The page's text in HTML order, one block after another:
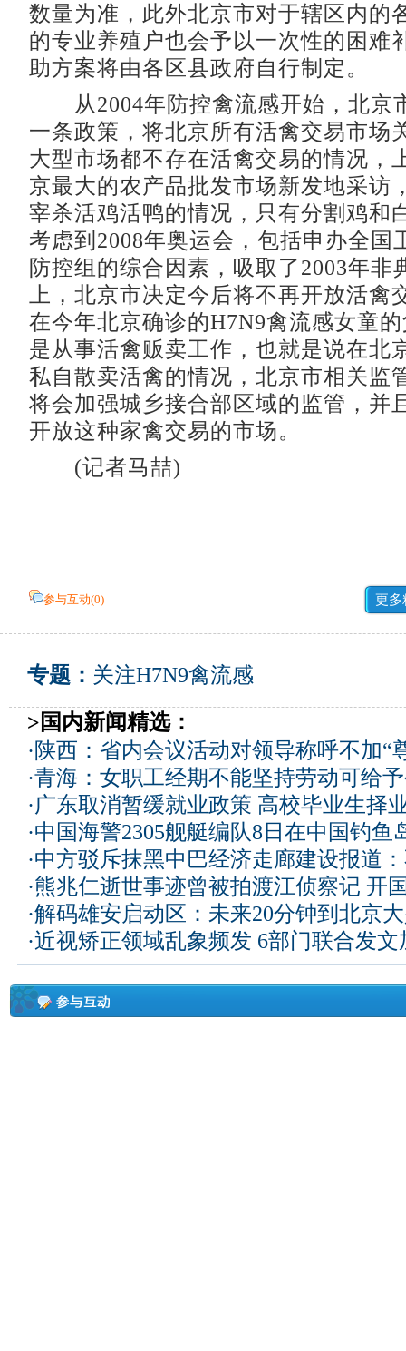
数量为准，此外北京市对于辖区内的
的专业养殖户也会予以一次性的困难
助方案将由各区县政府自行制定。
从2004年防控禽流感开始，北京
一条政策，将北京所有活禽交易市场
大型市场都不存在活禽交易的情况，
京最大的农产品批发市场新发地采访
宰杀活鸡活鸭的情况，只有分割鸡和
考虑到2008年奥运会，包括申办全国
防控组的综合因素，吸取了2003年非
上，北京市决定今后将不再开放活禽
在今年北京确诊的H7N9禽流感女童
是从事活禽贩卖工作，也就是说在北
私自散卖活禽的情况，北京市相关监
将会加强城乡接合部区域的监管，并
开放这种家禽交易的市场。
(记者马喆)
参与互动(0) 更多
专题： 关注H7N9禽流感
>国内新闻精选：
· 陕西：省内会议活动对领导称呼不加“
·青海：女职工经期不能坚持劳动可给
·广东取消暂缓就业政策 高校毕业生择
·中国海警2305舰艇编队8日在中国钓鱼
·中方驳斥抹黑中巴经济走廊建设报道
·熊兆仁逝世事迹曾被拍渡江侦察记 开
·解码雄安启动区：未来20分钟到北京
·近视矫正领域乱象频发 6部门联合发文